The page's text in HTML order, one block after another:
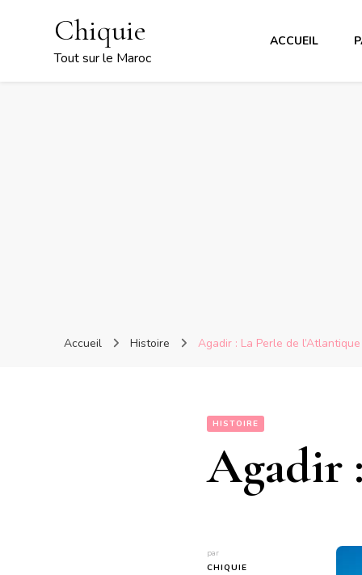
Chiquie
Tout sur le Maroc
ACCUEIL
Accueil Histoire Agadir : La Perle de l’Atlantique
HISTOIRE
Agadir
par
CHIQUIE